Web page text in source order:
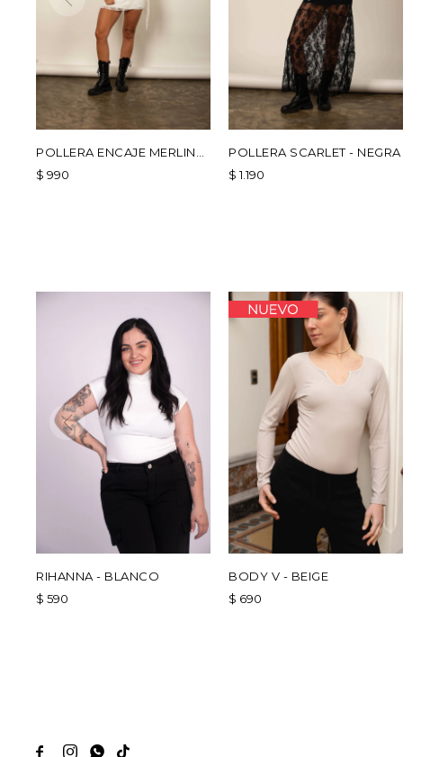
POLLERA ENCAJE MERLINA
- BLANCO
$ 990
POLLERA SCARLET - NEGRA
$ 1.190
RIHANNA - BLANCO
$ 590
BODY V - BEIGE
$ 690
   